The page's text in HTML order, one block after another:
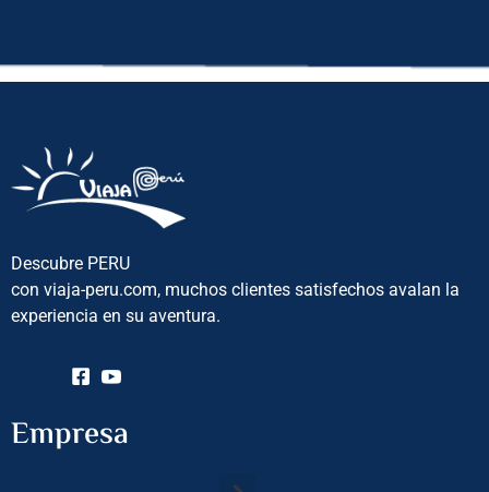
Descubre PERU
con viaja-peru.com, muchos clientes satisfechos avalan la
experiencia en su aventura.
Empresa